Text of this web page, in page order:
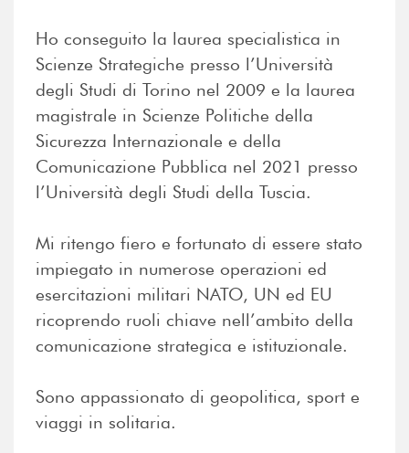
Ho conseguito la laurea specialistica in
Scienze Strategiche presso l’Università
degli Studi di Torino nel 2009 e la laurea
magistrale in Scienze Politiche della
Sicurezza Internazionale e della
Comunicazione Pubblica nel 2021 presso
l’Università degli Studi della Tuscia.
Mi ritengo fiero e fortunato di essere stato
impiegato in numerose operazioni ed
esercitazioni militari NATO, UN ed EU
ricoprendo ruoli chiave nell’ambito della
comunicazione strategica e istituzionale.
Sono appassionato di geopolitica, sport e
viaggi in solitaria.